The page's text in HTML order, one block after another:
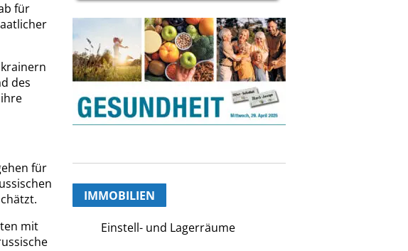
für
des
für
mit
IMMOBILIEN
Einstell- und Lagerräume